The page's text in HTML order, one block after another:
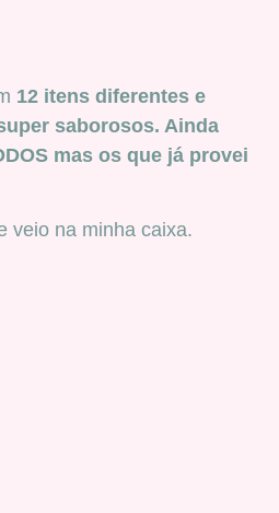
12 itens diferentes e
saborosos. Ainda
mas os que já provei
veio na minha caixa.